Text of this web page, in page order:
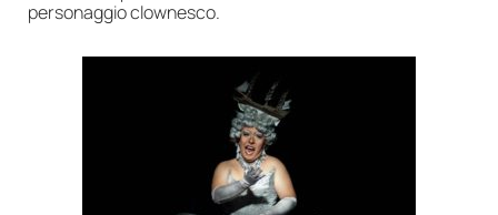
personaggio clownesco.